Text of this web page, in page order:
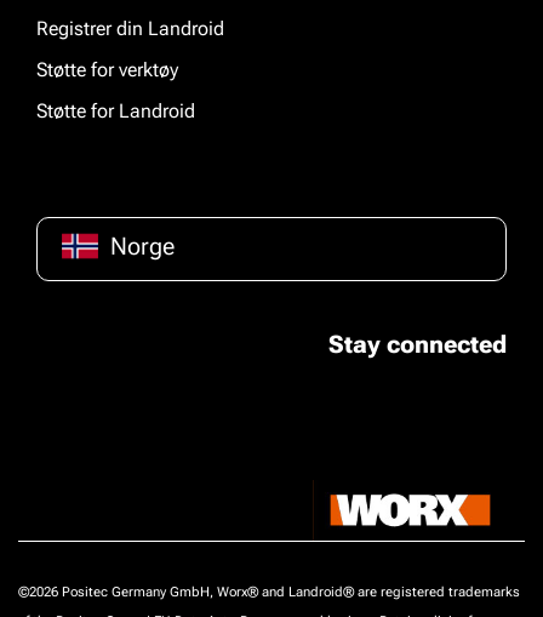
Registrer din Landroid
Støtte for verktøy
Støtte for Landroid
Norge
Stay connected
©2026 Positec Germany GmbH, Worx® and Landroid® are registered trademarks